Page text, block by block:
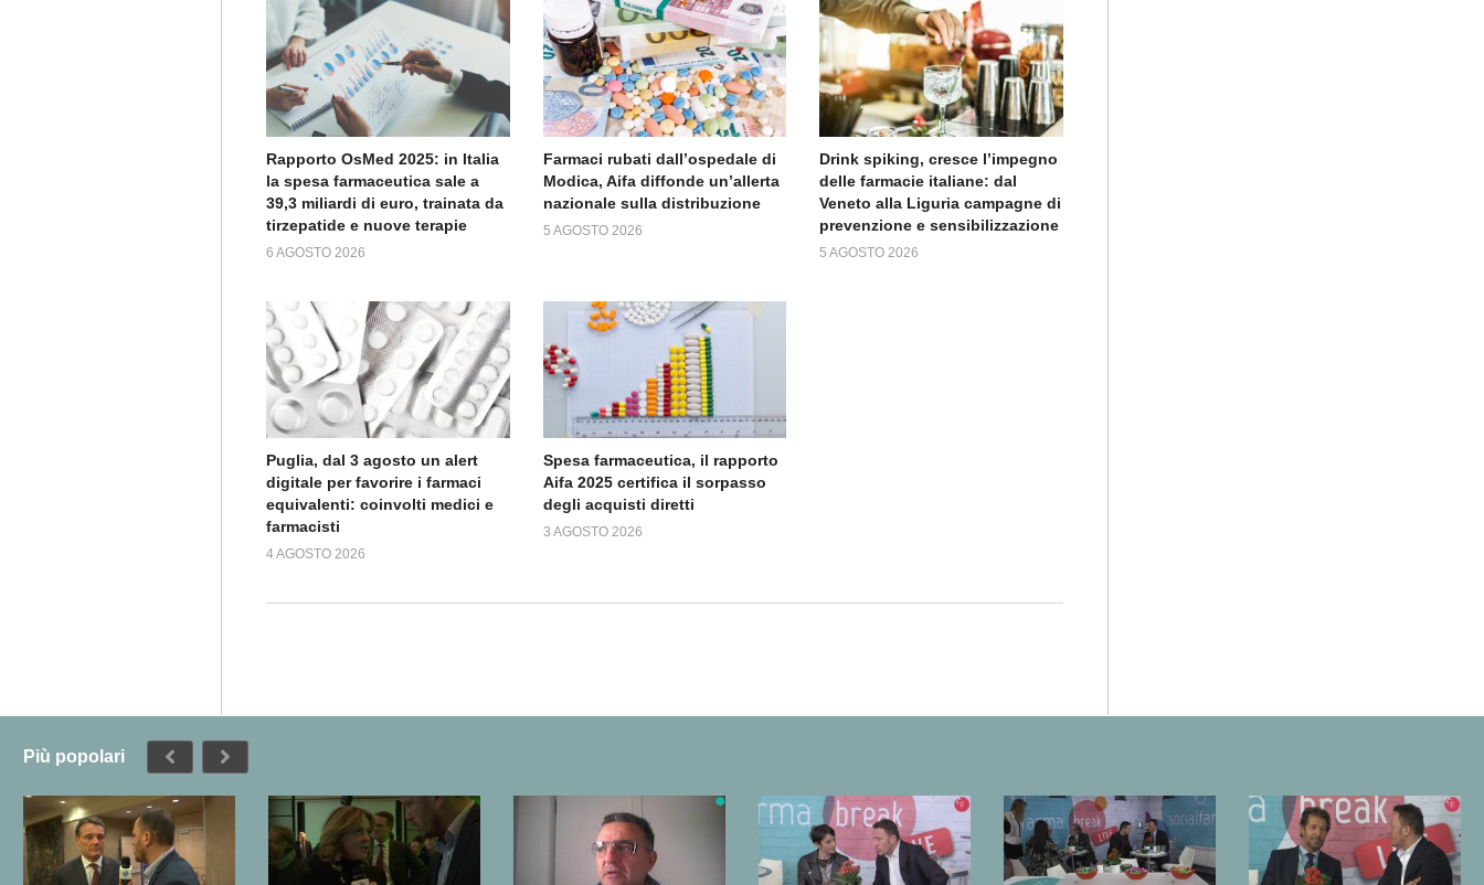
Rapporto OsMed 2025: in Italia
la spesa farmaceutica sale a
39,3 miliardi di euro, trainata da
tirzepatide e nuove terapie
6 AGOSTO 2026
Farmaci rubati dall’ospedale di
Modica, Aifa diffonde un’allerta
nazionale sulla distribuzione
5 AGOSTO 2026
Drink spiking, cresce l’impegno
delle farmacie italiane: dal
Veneto alla Liguria campagne di
prevenzione e sensibilizzazione
5 AGOSTO 2026
Puglia, dal 3 agosto un alert
digitale per favorire i farmaci
equivalenti: coinvolti medici e
farmacisti
4 AGOSTO 2026
Spesa farmaceutica, il rapporto
Aifa 2025 certifica il sorpasso
degli acquisti diretti
3 AGOSTO 2026
Più popolari